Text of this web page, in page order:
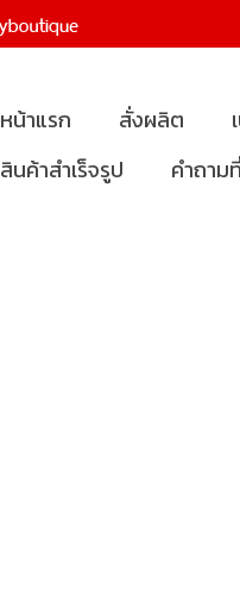
หน้าแรก สั่งผลิต
สินค้าสำเร็จรูป
คำถา